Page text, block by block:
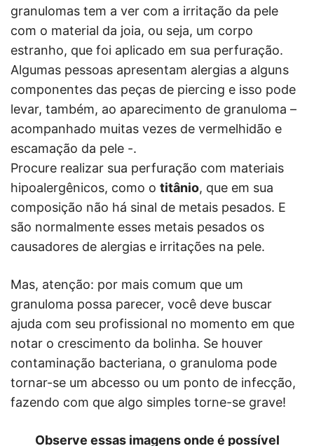
granulomas tem a ver com a irritação da pele
com o material da joia, ou seja, um corpo
estranho, que foi aplicado em sua perfuração.
Algumas pessoas apresentam alergias a alguns
componentes das peças de piercing e isso pode
levar, também, ao aparecimento de granuloma –
acompanhado muitas vezes de vermelhidão e
escamação da pele -.
Procure realizar sua perfuração com materiais
hipoalergênicos, como o titânio, que em sua
composição não há sinal de metais pesados. E
são normalmente esses metais pesados os
causadores de alergias e irritações na pele.
Mas, atenção: por mais comum que um
granuloma possa parecer, você deve buscar
ajuda com seu profissional no momento em que
notar o crescimento da bolinha. Se houver
contaminação bacteriana, o granuloma pode
tornar-se um abcesso ou um ponto de infecção,
fazendo com que algo simples torne-se grave!
Observe essas imagens onde é possível